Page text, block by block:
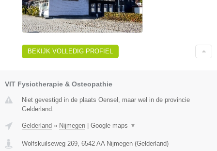
BEKIJK VOLLEDIG PROFIEL
VIT Fysiotherapie & Osteopathie
Niet gevestigd in de plaats Oensel, maar wel in de provincie
Gelderland.
Gelderland » Nijmegen Google maps ▼
Wolfskuilseweg 269 6542 AA Nijmegen (Gelderland)